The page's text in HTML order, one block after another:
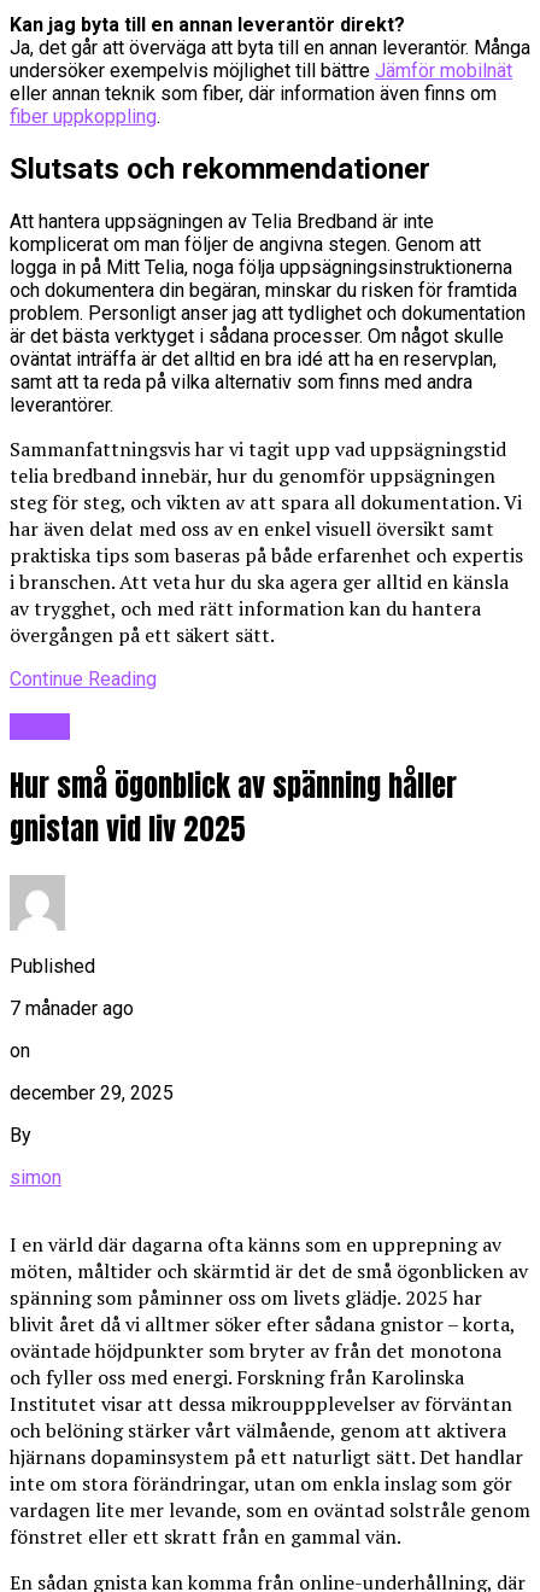
Kan jag byta till en annan leverantör direkt?
Ja, det går att överväga att byta till en annan leverantör. Många
undersöker exempelvis möjlighet till bättre Jämför mobilnät
eller annan teknik som fiber, där information även finns om
fiber uppkoppling.
Slutsats och rekommendationer
Att hantera uppsägningen av Telia Bredband är inte
komplicerat om man följer de angivna stegen. Genom att
logga in på Mitt Telia, noga följa uppsägningsinstruktionerna
och dokumentera din begäran, minskar du risken för framtida
problem. Personligt anser jag att tydlighet och dokumentation
är det bästa verktyget i sådana processer. Om något skulle
oväntat inträffa är det alltid en bra idé att ha en reservplan,
samt att ta reda på vilka alternativ som finns med andra
leverantörer.
Sammanfattningsvis har vi tagit upp vad uppsägningstid
telia bredband innebär, hur du genomför uppsägningen
steg för steg, och vikten av att spara all dokumentation. Vi
har även delat med oss av en enkel visuell översikt samt
praktiska tips som baseras på både erfarenhet och expertis
i branschen. Att veta hur du ska agera ger alltid en känsla
av trygghet, och med rätt information kan du hantera
övergången på ett säkert sätt.
Continue Reading
Hur små ögonblick av spänning håller
gnistan vid liv 2025
Published
7 månader ago
on
december 29, 2025
By
simon
I en värld där dagarna ofta känns som en upprepning av
möten, måltider och skärmtid är det de små ögonblicken av
spänning som påminner oss om livets glädje. 2025 har
blivit året då vi alltmer söker efter sådana gnistor – korta,
oväntade höjdpunkter som bryter av från det monotona
och fyller oss med energi. Forskning från Karolinska
Institutet visar att dessa mikrouppplevelser av förväntan
och belöning stärker vårt välmående, genom att aktivera
hjärnans dopaminsystem på ett naturligt sätt. Det handlar
inte om stora förändringar, utan om enkla inslag som gör
vardagen lite mer levande, som en oväntad solstråle genom
fönstret eller ett skratt från en gammal vän.
En sådan gnista kan komma från online-underhållning, där